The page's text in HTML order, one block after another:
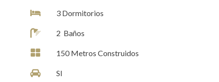
3 Dormitorios
2 Baños
150 Metros Construidos
SI